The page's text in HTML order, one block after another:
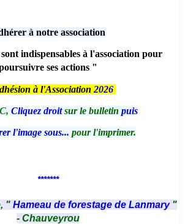
à notre association
indispensables à l'association pour
ses actions "
à l'Association 2026
Cliquez droitsur le bulletin puis
l'image sous... pour l'imprimer.
*******
" Hameau de forestage de Lanmary "
- Chauveyrou